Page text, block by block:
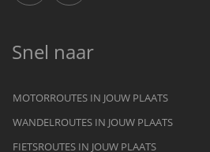
Snel naar
MOTORROUTES IN JOUW PLAATS
WANDELROUTES IN JOUW PLAATS
FIETSROUTES IN JOUW PLAATS